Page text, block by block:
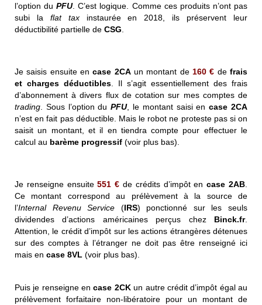
l’option duPFU. C’est logique. Comme ces produits n’ont pas
subi la flat taxinstaurée en 2018, ils préservent leur
déductibilité partielle de CSG.
Je saisis ensuite encase 2CAun montant de160 € defrais
et charges déductibles. Il s’agit essentiellement des frais
d’abonnement à divers flux de cotation sur mes comptes de
trading. Sous l’option duPFU, le montant saisi encase 2CA
n’est en fait pas déductible. Mais le robot ne proteste pas si on
saisit un montant, et il en tiendra compte pour effectuer le
calcul au barème progressif (voir plus bas).
Je renseigne ensuite551 € de crédits d’impôt encase 2AB.
Ce montant correspond au prélèvement à la source de
l’Internal Revenu Service (IRS) ponctionné sur les seuls
dividendes d’actions américaines perçus chez Binck.fr.
Attention, le crédit d’impôt sur les actions étrangères détenues
sur des comptes à l’étranger ne doit pas être renseigné ici
mais en case 8VL (voir plus bas).
Puis je renseigne encase 2CKun autre crédit d’impôt égal au
prélèvement forfaitaire non-libératoire pour un montant de